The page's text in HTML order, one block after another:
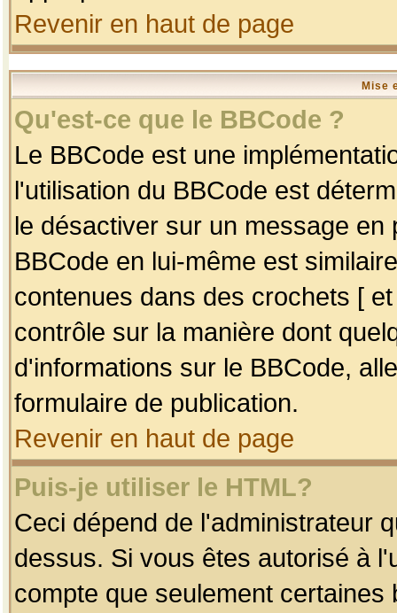
Revenir en haut de page
Mise
Qu'est-ce que le BBCode ?
Le BBCode est une
l'utilisation du BBCode est
le désactiver sur un message
BBCode en lui-même est
contenues dans des crochets [
contrôle sur la manière dont
d'informations sur le BBCode,
formulaire de publication.
Revenir en haut de page
Puis-je utiliser le HTML?
Ceci dépend de l'administrateur
dessus. Si vous êtes autorisé à
compte que seulement